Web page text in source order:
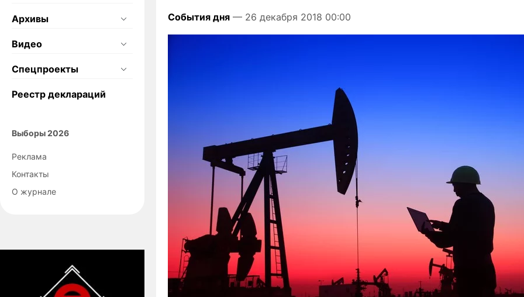
Архивы
Видео
Спецпроекты
Реестр деклараций
Выборы 2026
Реклама
Контакты
О журнале
События дня — 26 декабря 2018 00:00